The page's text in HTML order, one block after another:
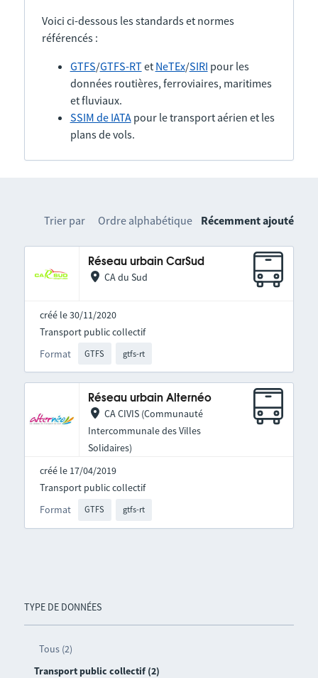
Voici ci-dessous les standards et normes
référencés :
GTFS/GTFS-RTet NeTEx/SIRI pour les
données routières, ferroviaires, maritimes
et fluviaux.
SSIM de IATApour le transport aérien et les
plans de vols.
TYPE DE DONNÉES
Tous (2)
Transport public collectif (2)
Trier par Ordre alphabétique Récemment ajouté
Réseau urbain CarSud
CA du Sud
créé le 30/11/2020
Format GTFS gtfs-rt
Transport public collectif
Réseau urbain Alternéo
CA CIVIS (Communauté
Intercommunale des Villes
Solidaires)
créé le 17/04/2019
Format GTFS gtfs-rt
Transport public collectif